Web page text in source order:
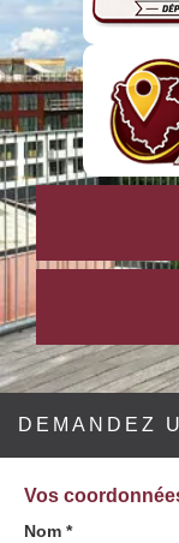
DEMANDEZ
Vos
Nom *